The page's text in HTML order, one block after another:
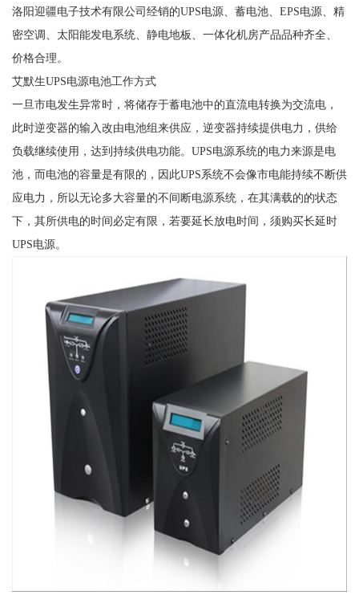
洛阳迎疆电子技术有限公司经销的UPS电源、蓄电池、EPS电源、精
密空调、太阳能发电系统、静电地板、一体化机房产品品种齐全、
价格合理。
艾默生UPS电源电池工作方式
一旦市电发生异常时，将储存于蓄电池中的直流电转换为交流电，
此时逆变器的输入改由电池组来供应，逆变器持续提供电力，供给
负载继续使用，达到持续供电功能。UPS电源系统的电力来源是电
池，而电池的容量是有限的，因此UPS系统不会像市电能持续不断供
应电力，所以无论多大容量的不间断电源系统，在其满载的的状态
下，其所供电的时间必定有限，若要延长放电时间，须购买长延时
UPS电源。